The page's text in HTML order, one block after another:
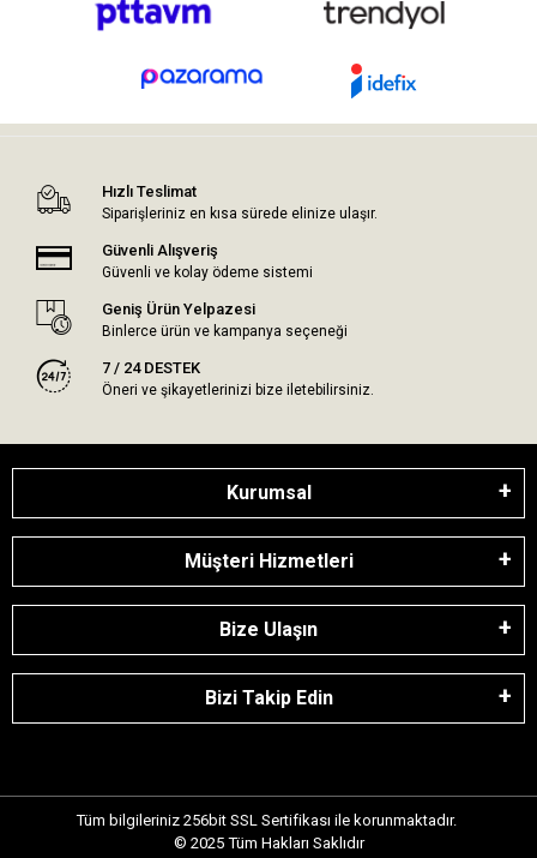
Hızlı Teslimat
Siparişleriniz en kısa sürede elinize ulaşır.
Güvenli Alışveriş
Güvenli ve kolay ödeme sistemi
Geniş Ürün Yelpazesi
Binlerce ürün ve kampanya seçeneği
7 / 24 DESTEK
Öneri ve şikayetlerinizi bize iletebilirsiniz.
Kurumsal
Müşteri Hizmetleri
Bize Ulaşın
Bizi Takip Edin
Tüm bilgileriniz 256bit SSL Sertifikası ile korunmaktadır.
© 2025 Tüm Hakları Saklıdır